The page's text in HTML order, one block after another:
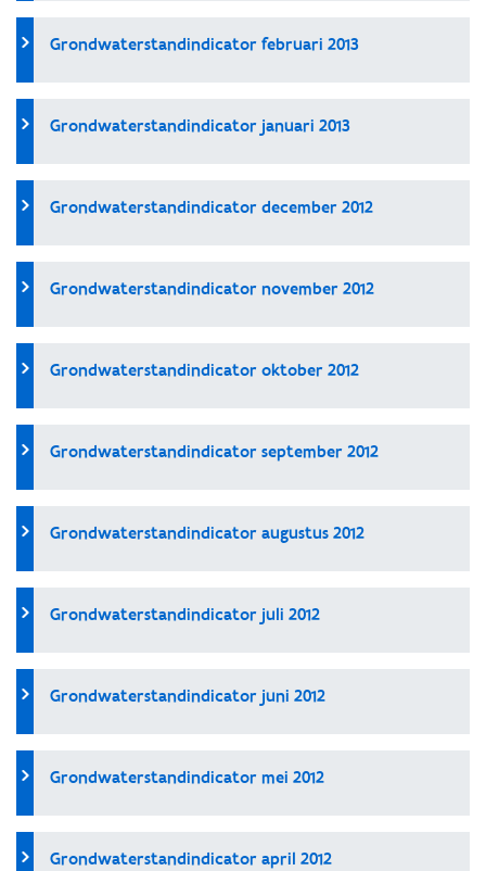
Grondwaterstandindicator februari 2013
Grondwaterstandindicator januari 2013
Grondwaterstandindicator december 2012
Grondwaterstandindicator november 2012
Grondwaterstandindicator oktober 2012
Grondwaterstandindicator september 2012
Grondwaterstandindicator augustus 2012
Grondwaterstandindicator juli 2012
Grondwaterstandindicator juni 2012
Grondwaterstandindicator mei 2012
Grondwaterstandindicator april 2012